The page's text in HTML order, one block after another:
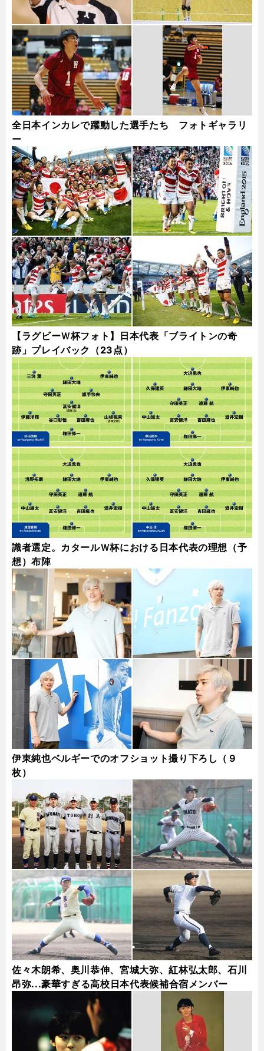
全日本インカレで躍動した選手たち フォトギャラリ
ー
【ラグビーＷ杯フォト】日本代表「ブライトンの奇
跡」プレイバック（23点）
識者選定。カタールＷ杯における日本代表の理想（予
想）布陣
伊東純也ベルギーでのオフショット撮り下ろし（９
枚）
佐々木朗希、奥川恭伸、宮城大弥、紅林弘太郎、石川
昂弥...豪華すぎる高校日本代表候補合宿メンバー